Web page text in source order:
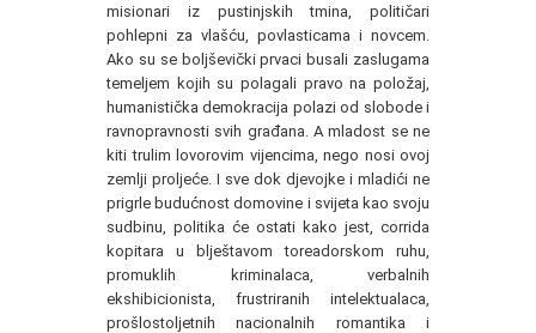
misionari iz pustinjskih tmina, političari
pohlepni za vlašću, povlasticama i novcem.
Ako su se boljševički prvaci busali zaslugama
temeljem kojih su polagali pravo na položaj,
humanistička demokracija polazi od slobode i
ravnopravnosti svih građana. A mladost se ne
kiti trulim lovorovim vijencima, nego nosi ovoj
zemlji proljeće. I sve dok djevojke i mladići ne
prigrle budućnost domovine i svijeta kao svoju
sudbinu, politika će ostati kako jest, corrida
kopitara u blještavom toreadorskom ruhu,
promuklih kriminalaca, verbalnih
ekshibicionista, frustriranih intelektualaca,
prošlostoljetnih nacionalnih romantika i